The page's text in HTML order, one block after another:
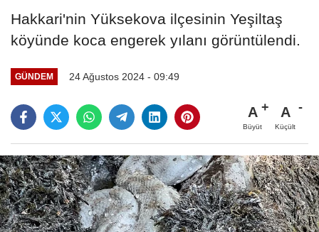
Hakkari'nin Yüksekova ilçesinin Yeşiltaş
köyünde koca engerek yılanı görüntülendi.
GÜNDEM 24 Ağustos 2024 - 09:49
A
Büyüt
A
Küçült